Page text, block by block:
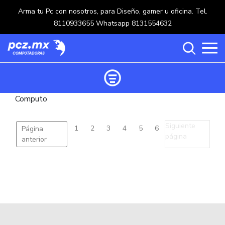
Arma tu Pc con nosotros, para Diseño, gamer u oficina. Tel.
8110933655 Whatsapp 8131554632
Carrito de compras ()
Ingresar
Computo
Página
anterior
1 2 3 4 5 6
Siguiente
página